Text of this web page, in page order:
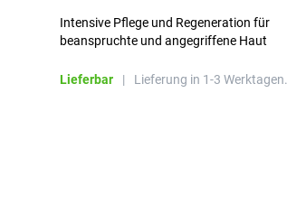
Intensive Pflege und Regeneration für
beanspruchte und angegriffene Haut
Lieferbar | Lieferung in 1-3 Werktagen.